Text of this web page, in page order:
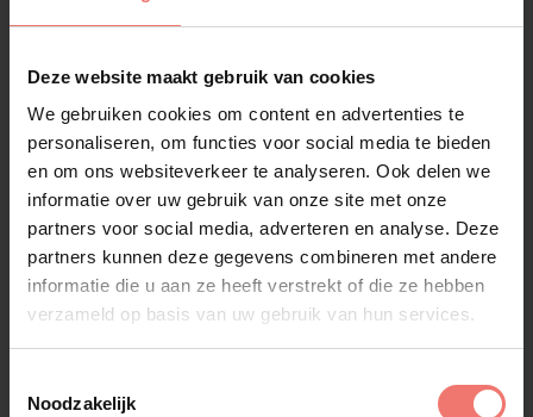
Deze website maakt gebruik van cookies
We gebruiken cookies om content en advertenties te
personaliseren, om functies voor social media te bieden
en om ons websiteverkeer te analyseren. Ook delen we
informatie over uw gebruik van onze site met onze
partners voor social media, adverteren en analyse. Deze
partners kunnen deze gegevens combineren met andere
informatie die u aan ze heeft verstrekt of die ze hebben
verzameld op basis van uw gebruik van hun services.
Noodzakelijk
Veelgestelde vragen
over Jari Hellegers.
Wat kost het om Jari Hellegers te
boeken?
Voor welke evenementen is Jari
Hellegers geschikt?